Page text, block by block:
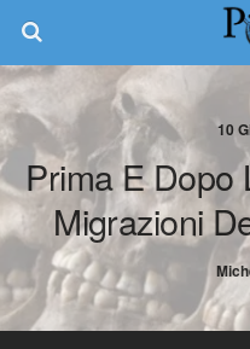
10
Prima E Dopo
Migrazioni